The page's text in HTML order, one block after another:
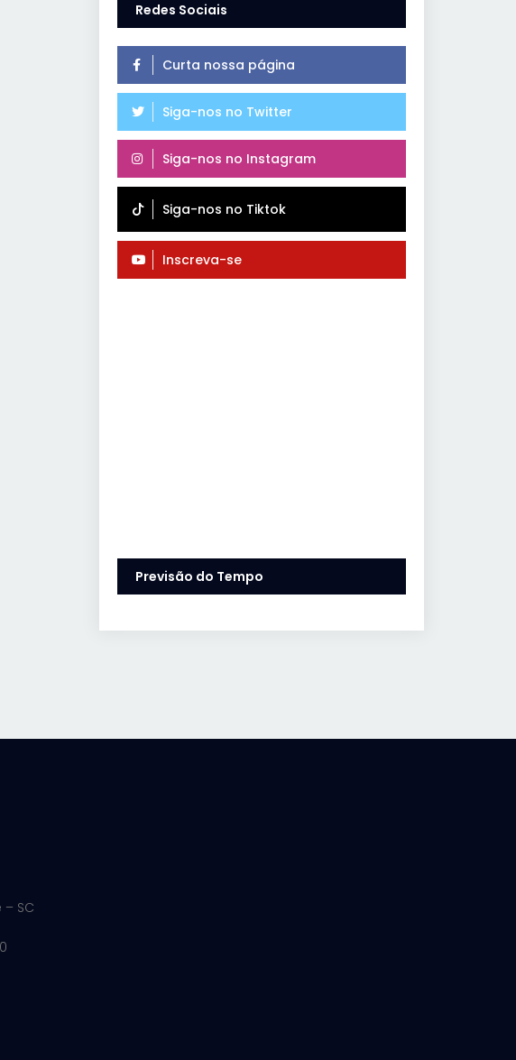
Redes Sociais
Curta nossa página
Siga-nos no Twitter
Siga-nos no Instagram
Siga-nos no Tiktok
Inscreva-se
Previsão do Tempo
– SC